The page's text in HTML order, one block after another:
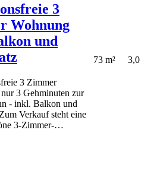
3
Wohnung
und
3 Zimmer
3 Gehminuten zur
- inkl. Balkon und
Verkauf steht eine
3-Zimmer-…
73 m² 3,0